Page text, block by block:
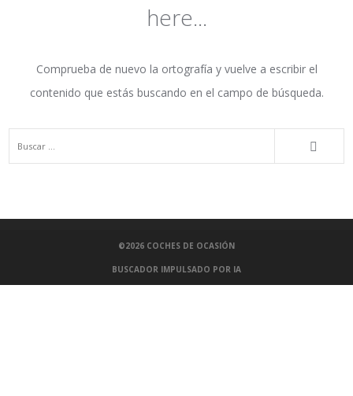
here...
Comprueba de nuevo la ortografía y vuelve a escribir el
contenido que estás buscando en el campo de búsqueda.
©2026 COCHES DE OCASIÓN
BUSCADOR IMPULSADO POR IA